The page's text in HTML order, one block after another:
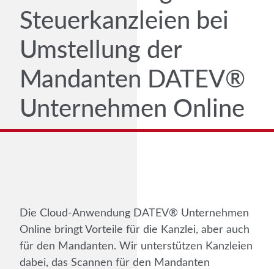
Steuerkanzleien bei
Umstellung der
Mandanten DATEV®
Unternehmen Online
Die Cloud-Anwendung DATEV® Unternehmen
Online bringt Vorteile für die Kanzlei, aber auch
für den Mandanten. Wir unterstützen Kanzleien
dabei, das Scannen für den Mandanten